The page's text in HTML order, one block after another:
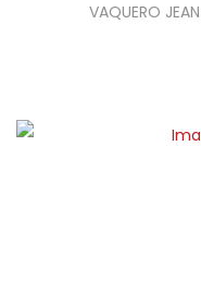
VAQUERO